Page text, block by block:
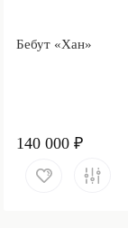
Бебут «Хан»
140 000 ₽